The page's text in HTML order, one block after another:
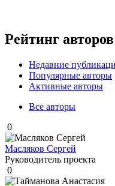
Рейтинг авторов
Недавние
Популярные авторы
Активные авторы
Все авторы
0
Масляков Сергей
Руководитель проекта
0